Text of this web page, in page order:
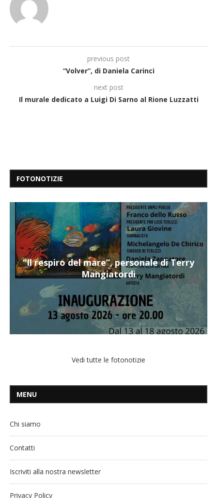
previous post
“Volver”, di Daniela Carinci
next post
Il murale dedicato a Luigi Di Sarno al Rione Luzzatti
FOTONOTIZIE
“Il respiro del mare”, personale di Terry
Mangiatordi
Vedi tutte le fotonotizie
MENU
Chi siamo
Contatti
Iscriviti alla nostra newsletter
Privacy Policy